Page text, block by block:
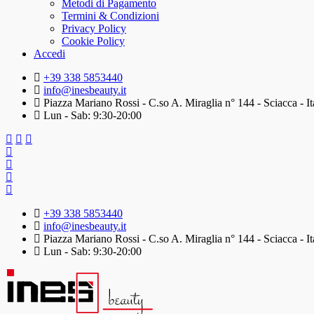
Metodi di Pagamento
Termini & Condizioni
Privacy Policy
Cookie Policy
Accedi
+39 338 5853440
info@inesbeauty.it
Piazza Mariano Rossi - C.so A. Miraglia n° 144 - Sciacca -
Lun - Sab: 9:30-20:00
+39 338 5853440
info@inesbeauty.it
Piazza Mariano Rossi - C.so A. Miraglia n° 144 - Sciacca -
Lun - Sab: 9:30-20:00